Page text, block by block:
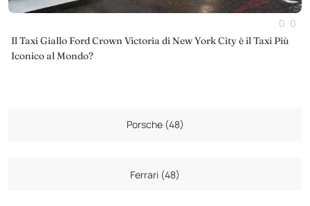
0 0
Il Taxi Giallo Ford Crown Victoria di New York City è il Taxi Più
Iconico al Mondo?
Porsche (48)
Ferrari (48)